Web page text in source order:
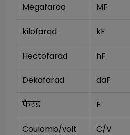
Megafarad MF
kilofarad kF
Hectofarad hF
Dekafarad daF
फैरड F
Coulomb/volt C/V